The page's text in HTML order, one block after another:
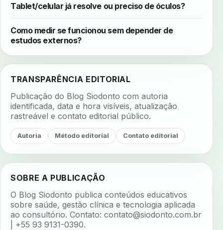
Tablet/celular já resolve ou preciso de óculos?
Como medir se funcionou sem depender de
estudos externos?
TRANSPARÊNCIA EDITORIAL
Publicação do Blog Siodonto com autoria
identificada, data e hora visíveis, atualização
rastreável e contato editorial público.
Autoria Método editorial Contato editorial
SOBRE A PUBLICAÇÃO
O Blog Siodonto publica conteúdos educativos
sobre saúde, gestão clínica e tecnologia aplicada
ao consultório. Contato: contato@siodonto.com.br
| +55 93 9131-0390.